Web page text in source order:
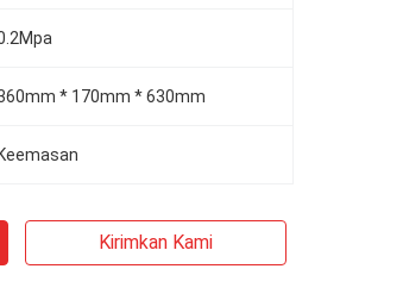
* 170mm * 630mm
Keemasan
Kirimkan Kami